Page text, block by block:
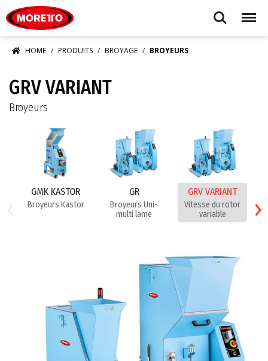
Search Menu
HOME PRODUITS BROYAGE BROYEURS
GRV VARIANT
Broyeurs
GMK KASTOR
Broyeurs Kastor
GR
Broyeurs Uni-
multi lame
GRV VARIANT
Vitesse du rotor
variable
›